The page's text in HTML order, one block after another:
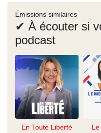
Émissions similaires
✔ À écouter si
podcast
En Toute Liberté